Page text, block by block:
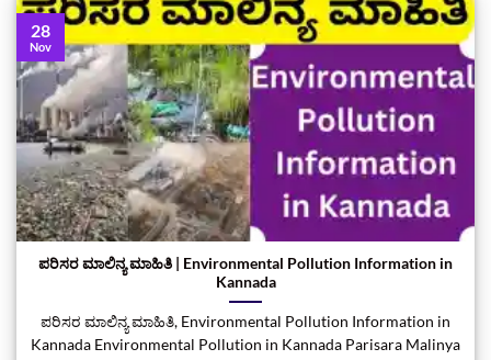
ಪರಿಸರ ಮಾಲಿನ್ಯ ಮಾಹಿತಿ | Environmental Pollution Information in
Kannada
ಪರಿಸರ ಮಾಲಿನ್ಯ ಮಾಹಿತಿ, Environmental Pollution Information in
Kannada Environmental Pollution in Kannada Parisara Malinya
28
Nov